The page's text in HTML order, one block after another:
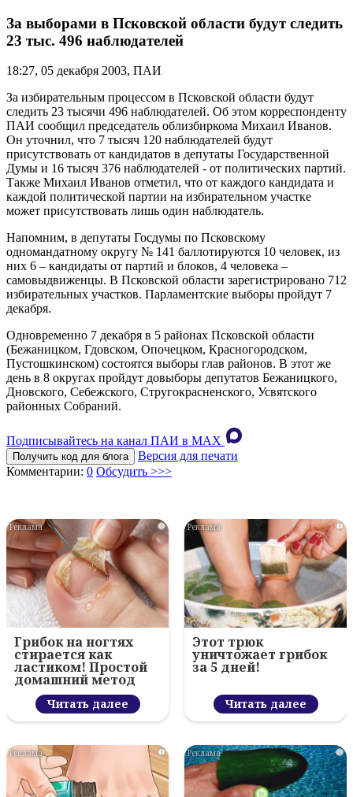
За выборами в Псковской области будут следить
23 тыс. 496 наблюдателей
18:27, 05 декабря 2003, ПАИ
За избирательным процессом в Псковской области будут
следить 23 тысячи 496 наблюдателей. Об этом корреспонденту
ПАИ сообщил председатель облизбиркома Михаил Иванов.
Он уточнил, что 7 тысяч 120 наблюдателей будут
присутствовать от кандидатов в депутаты Государственной
Думы и 16 тысяч 376 наблюдателей - от политических партий.
Также Михаил Иванов отметил, что от каждого кандидата и
каждой политической партии на избирательном участке
может присутствовать лишь один наблюдатель.
Напомним, в депутаты Госдумы по Псковскому
одномандатному округу № 141 баллотируются 10 человек, из
них 6 – кандидаты от партий и блоков, 4 человека –
самовыдвиженцы. В Псковской области зарегистрировано 712
избирательных участков. Парламентские выборы пройдут 7
декабря.
Одновременно 7 декабря в 5 районах Псковской области
(Бежаницком, Гдовском, Опочецком, Красногородском,
Пустошкинском) состоятся выборы глав районов. В этот же
день в 8 округах пройдут довыборы депутатов Бежаницкого,
Дновского, Себежского, Стругокрасненского, Усвятского
районных Собраний.
Подписывайтесь на канал ПАИ в MAХ
Получить код для блога
Версия для печати
Комментарии: 0 Обсудить >>>
i
Грибок на ногтях
стирается как
ластиком! Простой
домашний метод
Читать далее
i
Этот трюк
уничтожает грибок
за 5 дней!
Читать далее
i i